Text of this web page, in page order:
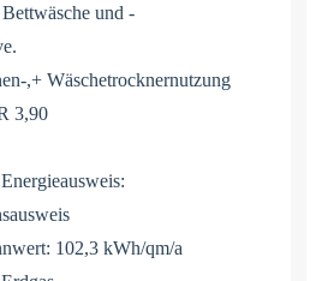
und -
,+ Wäschetrocknernutzung
3,90
102,3 kWh/qm/a